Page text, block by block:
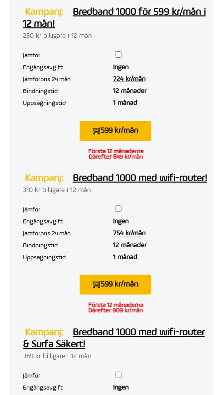
Kampanj:
Bredband 1000 för 599 kr/mån i
12 mån!
250 kr billigare i 12 mån
Jämför
Engångsavgift
Ingen
Jämförpris 24 mån 724 kr/mån
Bindningstid 12 månader
Uppsägningstid 1 månad
599 kr/mån
Första 12 månaderna
Därefter 849 kr/mån
Kampanj: Bredband 1000 med wifi-router!
310 kr billigare i 12 mån
Jämför
Engångsavgift
Ingen
Jämförpris 24 mån 754 kr/mån
Bindningstid 12 månader
Uppsägningstid 1 månad
599 kr/mån
Första 12 månaderna
Därefter 909 kr/mån
Kampanj:
Bredband 1000 med wifi-router
& Surfa Säkert!
369 kr billigare i 12 mån
Jämför
Engångsavgift
Ingen